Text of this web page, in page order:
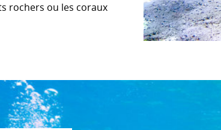
rochers ou les coraux